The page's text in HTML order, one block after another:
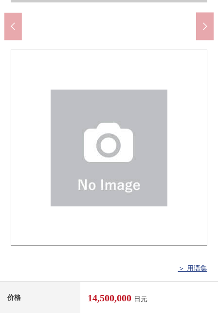
＞ 用语集
价格 14,500,000 日元